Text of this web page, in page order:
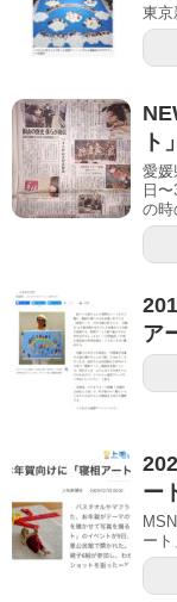
東京
ト
愛媛
日
の時
ア
ー
ー